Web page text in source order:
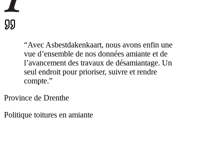
“Avec Asbestdakenkaart, nous avons enfin une
vue d’ensemble de nos données amiante et de
l’avancement des travaux de désamiantage. Un
seul endroit pour prioriser, suivre et rendre
compte.”
Province de Drenthe
Politique toitures en amiante